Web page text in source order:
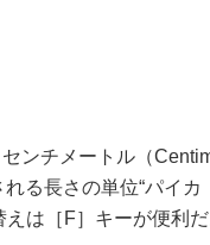
ンチメートル（
る長さの単位“パイカ
は［F］キーが便利だ